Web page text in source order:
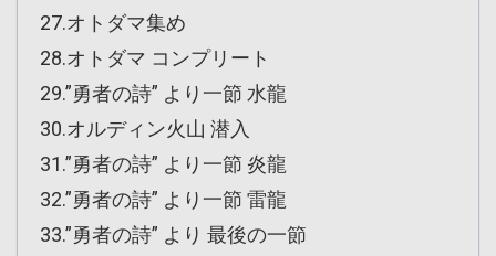
27.オトダマ集め
28.オトダマ コンプリート
29.”勇者の詩” より一節 水龍
30.オルディン火山 潜入
31.”勇者の詩” より一節 炎龍
32.”勇者の詩” より一節 雷龍
33.”勇者の詩” より 最後の一節